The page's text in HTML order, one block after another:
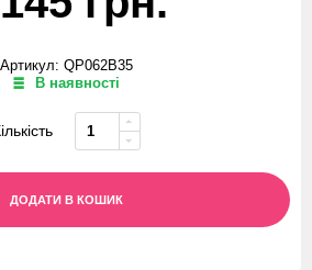
Артикул: QP062B35
В наявності
ДОДАТИ В КОШИК